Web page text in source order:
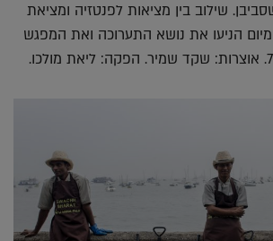
שילוב בין מציאות לפנטזיה ומציאת
הניעו את נושא התערוכה ואת המפגש